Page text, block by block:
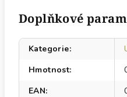
Doplňkové
Kategorie:
Hmotnost:
EAN: